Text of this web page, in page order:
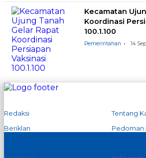
Kecamatan
Koordinasi
100.1.100
Pemerintahan 14
Redaksi
Tentang
Beriklan
Pedoman